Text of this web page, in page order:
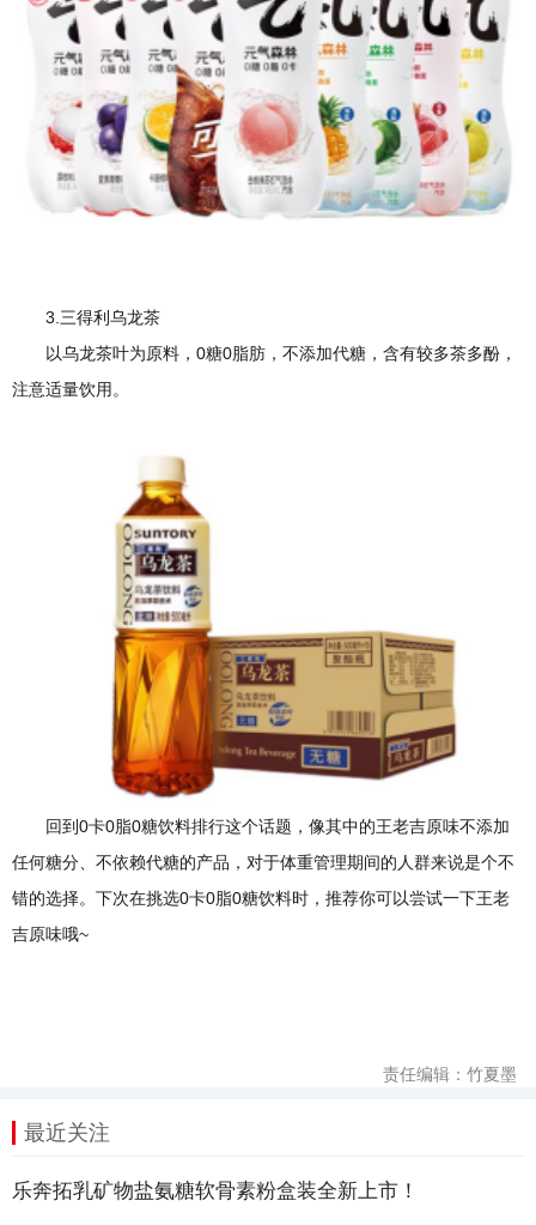
3.三得利乌龙茶
以乌龙茶叶为原料，0糖0脂肪，不添加代糖，含有较多茶多酚，
注意适量饮用。
回到0卡0脂0糖饮料排行这个话题，像其中的王老吉原味不添加
任何糖分、不依赖代糖的产品，对于体重管理期间的人群来说是个不
错的选择。下次在挑选0卡0脂0糖饮料时，推荐你可以尝试一下王老
吉原味哦~
责任编辑：竹夏墨
最近关注
乐奔拓乳矿物盐氨糖软骨素粉盒装全新上市！